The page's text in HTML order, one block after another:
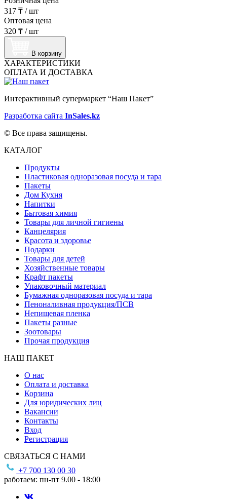
317 ₸ /шт
Оптовая цена
320 ₸ /шт
В корзину
ХАРАКТЕРИСТИКИ
ОПЛАТА И ДОСТАВКА
Интерактивный супермаркет “Наш Пакет”
Разработка сайта InSales.kz
© Все права защищены.
КАТАЛОГ
Продукты
Пластиковая одноразовая посуда и тара
Пакеты
Дом Кухня
Напитки
Бытовая химия
Товары для личной гигиены
Канцелярия
Красота и здоровье
Подарки
Товары для детей
Хозяйственные товары
Крафт пакеты
Упаковочный материал
Бумажная одноразовая посуда и тара
Пеноналивная продукция/ПСВ
Непищевая пленка
Пакеты разные
Зоотовары
Прочая продукция
НАШ ПАКЕТ
О нас
Оплата и доставка
Корзина
Для юридических лиц
Вакансии
Контакты
Вход
Регистрация
СВЯЗАТЬСЯ С НАМИ
+7 700 130 00 30
работаем: пн-пт 9.00 - 18:00